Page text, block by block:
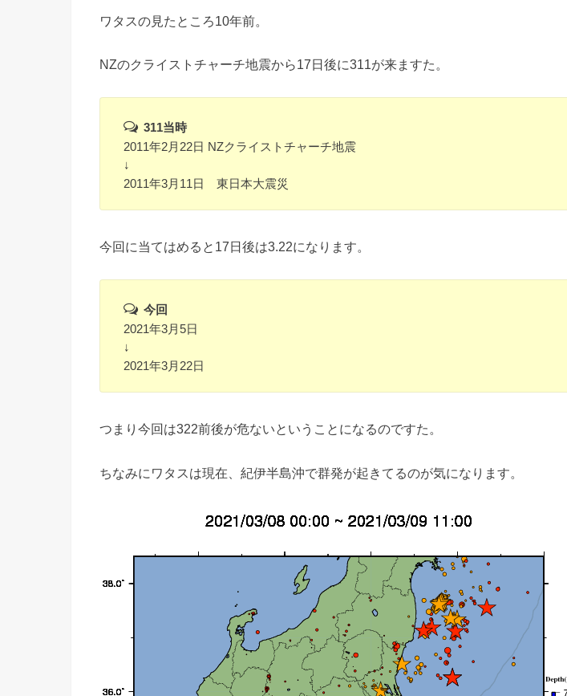
ワタスの見たところ10年前。
NZのクライストチャーチ地震から17日後に311が来ますた。
311当時
2011年2月22日 NZクライストチャーチ地震
↓
2011年3月11日 東日本大震災
今回に当てはめると17日後は3.22になります。
今回
2021年3月5日
↓
2021年3月22日
つまり今回は322前後が危ないということになるのですた。
ちなみにワタスは現在、紀伊半島沖で群発が起きてるのが気になります。